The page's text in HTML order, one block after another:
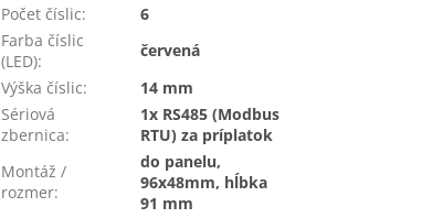
Počet číslic:
6
Farba číslic
(LED):
červená
Výška číslic:
14 mm
Sériová
zbernica:
1x RS485 (Modbus
RTU) za príplatok
Montáž /
rozmer:
do panelu,
96x48mm, hĺbka
91 mm